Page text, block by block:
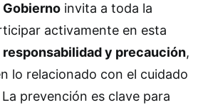
invita a toda la
activamente en esta
responsabilidad y precaución,
lo relacionado con el cuidado
prevención es clave para